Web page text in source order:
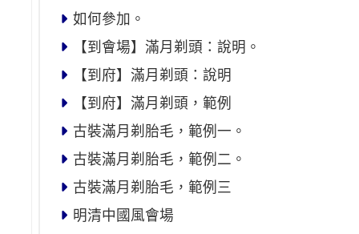
如何參加。
【到會場】滿月剃頭：說明。
【到府】滿月剃頭：說明
【到府】滿月剃頭，範例
古裝滿月剃胎毛，範例一。
古裝滿月剃胎毛，範例二。
古裝滿月剃胎毛，範例三
明清中國風會場